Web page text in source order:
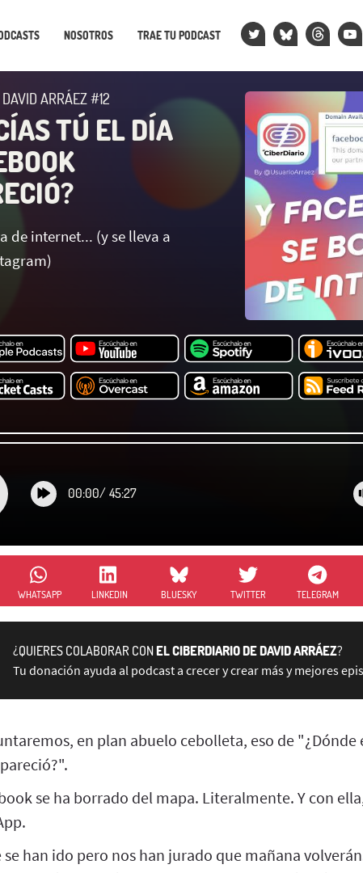
NOSOTROS TRAE TU PODCAST
ARRÁEZ #12
TÚ EL DÍA
de internet... (y se lleva a
00:00/ 45:27
WHATSAPP LINKEDIN BLUESKY TWITTER TELEGRAM
¿QUIERES COLABORAR CONEL CIBERDIARIO DE DAVID ARRÁEZ?
Tu donación ayuda al podcast a crecer y crear más y mejores
en plan abuelo cebolleta, eso de "¿Dónde
se ha borrado del mapa. Literalmente. Y con
han ido pero nos han jurado que mañana